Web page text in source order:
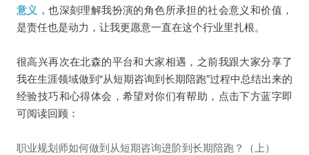
意义，也深刻理解我扮演的角色所承担的社会意义和价值，
是责任也是动力，让我更愿意一直在这个行业里扎根。
很高兴再次在北森的平台和大家相遇，之前我跟大家分享了
我在生涯领域做到“从短期咨询到长期陪跑”过程中总结出来的
经验技巧和心得体会，希望对你们有帮助，点击下方蓝字即
可阅读回顾：
职业规划师如何做到从短期咨询进阶到长期陪跑？（上）